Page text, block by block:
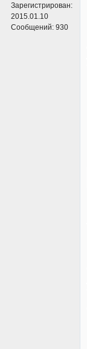
Зарегистрирован:
2015.01.10
Сообщений: 930